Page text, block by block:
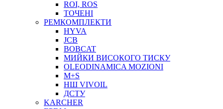
ФІЛЬТРИ ДЛЯ ПАЛЬНОГО
ПІДДОНИ ДЛЯ БОЧОК
ROI, ROS
ТОЧЕНІ
РЕМКОМПЛЕКТИ
HYVA
JCB
BOBCAT
МИЙКИ ВИСОКОГО ТИСКУ
OLEODINAMICA MOZIONI
M+S
НШ VIVOIL
ДСТУ
KARCHER